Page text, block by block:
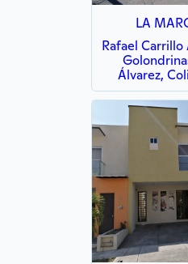
LA
Rafael Carrillo
Álvarez,